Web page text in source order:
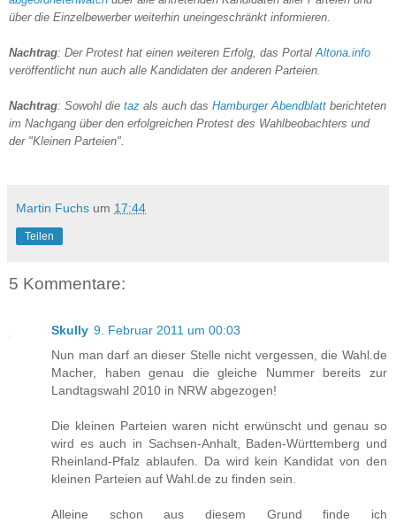
über die Einzelbewerber weiterhin uneingeschränkt informieren.
Nachtrag: Der Protest hat einen weiteren Erfolg, das PortalAltona.info
veröffentlicht nun auch alle Kandidaten der anderen Parteien.
Nachtrag: Sowohl die taz als auch das Hamburger Abendblatt berichteten
im Nachgang über den erfolgreichen Protest des Wahlbeobachters und
der "Kleinen Parteien".
Martin Fuchs um 17:44
Teilen
5 Kommentare:
Skully 9. Februar 2011 um 00:03
Nun man darf an dieser Stelle nicht vergessen, die Wahl.de
Macher, haben genau die gleiche Nummer bereits zur
Landtagswahl 2010 in NRW abgezogen!
Die kleinen Parteien waren nicht erwünscht und genau so
wird es auch in Sachsen-Anhalt, Baden-Württemberg und
Rheinland-Pfalz ablaufen. Da wird kein Kandidat von den
kleinen Parteien auf Wahl.de zu finden sein.
Alleine schon aus diesem Grund finde ich